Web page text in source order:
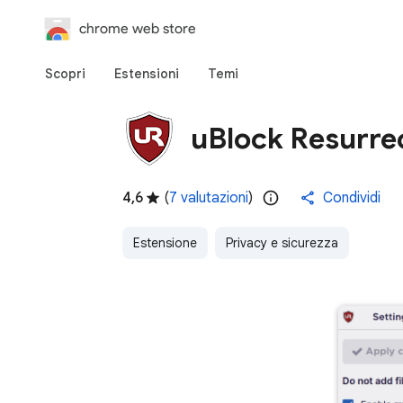
chrome web store
Scopri Estensioni Temi
uBlock
4,6 (7 valutazioni) Condividi
Estensione Privacy e sicurezza